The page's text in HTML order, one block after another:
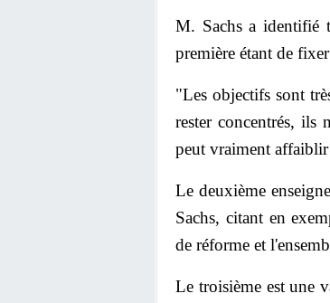
M. Sachs a identifié
première étant de
"Les objectifs sont
rester concentrés, ils
peut vraiment
Le deuxième
Sachs, citant en
de réforme et
Le troisième est une